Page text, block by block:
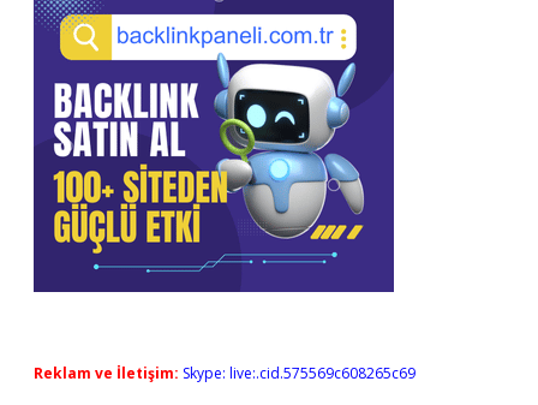
Reklam ve İletişim: Skype: live:.cid.575569c608265c69